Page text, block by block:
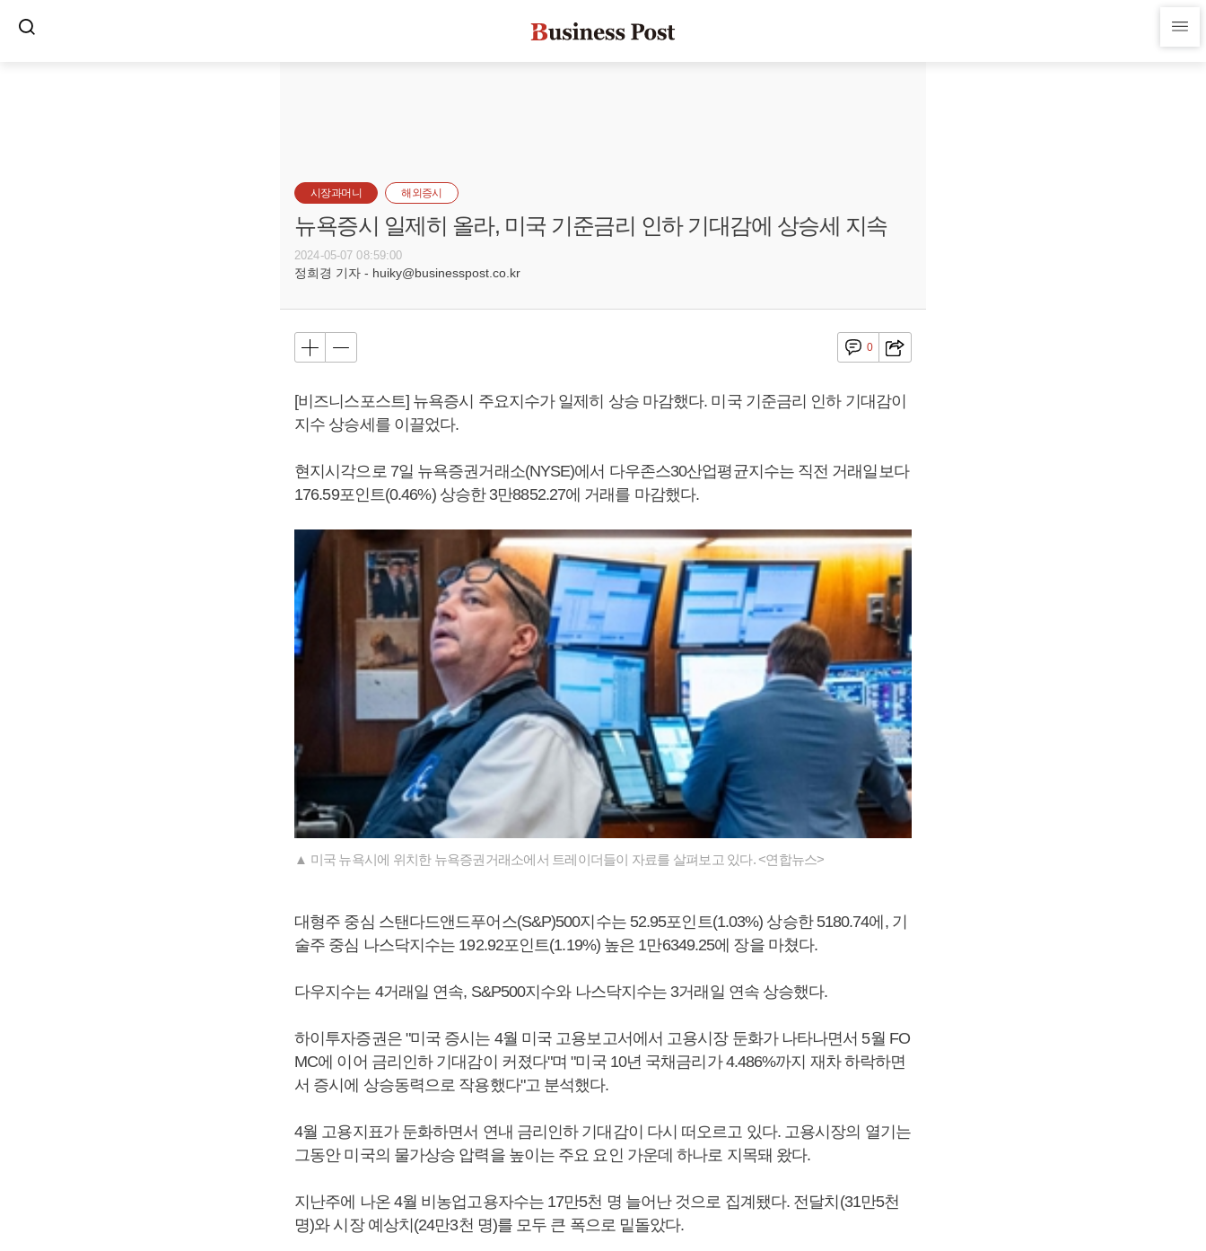
시장과머니 해외증시
뉴욕증시 일제히 올라, 미국 기준금리 인하 기대감에 상승세 지속
2024-05-07 08:59:00
정희경 기자 - huiky@businesspost.co.kr
0
[비즈니스포스트] 뉴욕증시 주요지수가 일제히 상승 마감했다. 미국 기준금리 인하 기대감이
지수 상승세를 이끌었다.
현지시각으로 7일 뉴욕증권거래소(NYSE)에서 다우존스30산업평균지수는 직전 거래일보다
176.59포인트(0.46%) 상승한 3만8852.27에 거래를 마감했다.
▲ 미국 뉴욕시에 위치한 뉴욕증권거래소에서 트레이더들이 자료를 살펴보고 있다. <연합뉴스>
대형주 중심 스탠다드앤드푸어스(S&P)500지수는 52.95포인트(1.03%) 상승한 5180.74에, 기
술주 중심 나스닥지수는 192.92포인트(1.19%) 높은 1만6349.25에 장을 마쳤다.
다우지수는 4거래일 연속, S&P500지수와 나스닥지수는 3거래일 연속 상승했다.
하이투자증권은 "미국 증시는 4월 미국 고용보고서에서 고용시장 둔화가 나타나면서 5월 FO
MC에 이어 금리인하 기대감이 커졌다"며 "미국 10년 국채금리가 4.486%까지 재차 하락하면
서 증시에 상승동력으로 작용했다"고 분석했다.
4월 고용지표가 둔화하면서 연내 금리인하 기대감이 다시 떠오르고 있다. 고용시장의 열기는
그동안 미국의 물가상승 압력을 높이는 주요 요인 가운데 하나로 지목돼 왔다.
지난주에 나온 4월 비농업고용자수는 17만5천 명 늘어난 것으로 집계됐다. 전달치(31만5천
명)와 시장 예상치(24만3천 명)를 모두 큰 폭으로 밑돌았다.